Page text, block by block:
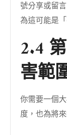
號分享或留
為這可能是
2.4
害範
你需要一個
度，也為將